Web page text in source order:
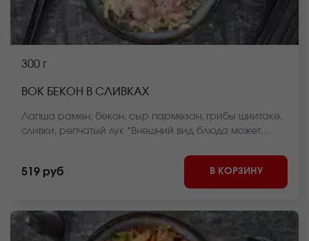
300 г
ВОК БЕКОН В СЛИВКАХ
Лапша рамен, бекон, сыр пармезан, грибы шиитаке,
сливки, репчатый лук *Внешний вид блюда может
519 руб В КОРЗИНУ